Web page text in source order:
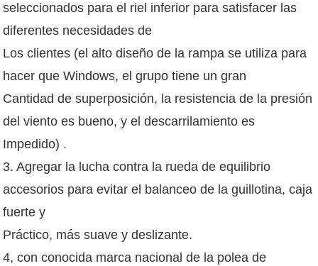
seleccionados para el riel inferior para satisfacer las
diferentes necesidades de
Los clientes (el alto diseño de la rampa se utiliza para
hacer que Windows, el grupo tiene un gran
Cantidad de superposición, la resistencia de la presión
del viento es bueno, y el descarrilamiento es
Impedido) .
3. Agregar la lucha contra la rueda de equilibrio
accesorios para evitar el balanceo de la guillotina, caja
fuerte y
Práctico, más suave y deslizante.
4, con conocida marca nacional de la polea de